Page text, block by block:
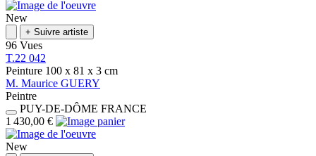
New
+ Suivre artiste
96 Vues
T.22 042
Peinture 100 x 81 x 3 cm
M. Maurice GUERY
Peintre
PUY-DE-DÔME FRANCE
1 430,00 €
New